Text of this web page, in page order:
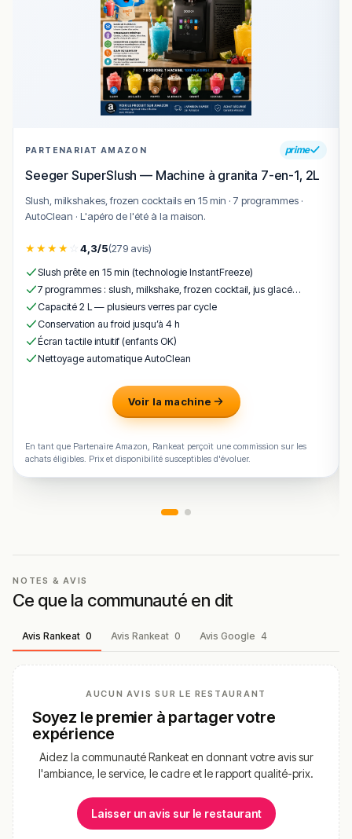
PARTENARIAT AMAZON prime
Seeger SuperSlush — Machine à granita 7-en-1, 2L
Slush, milkshakes, frozen cocktails en 15 min · 7 programmes ·
AutoClean · L'apéro de l'été à la maison.
★★★★ 4,3/5(279 avis)
Slush prête en 15 min (technologie InstantFreeze)
7 programmes : slush, milkshake, frozen cocktail, jus glacé…
Capacité 2 L — plusieurs verres par cycle
Conservation au froid jusqu’à 4 h
Écran tactile intuitif (enfants OK)
Nettoyage automatique AutoClean
Voir la machine
En tant que Partenaire Amazon, Rankeat perçoit une commission sur les
achats éligibles. Prix et disponibilité susceptibles d'évoluer.
NOTES & AVIS
Ce que la communauté en dit
Avis Rankeat 0 Avis Rankeat 0 Avis Google 4
AUCUN AVIS SUR LE RESTAURANT
Soyez le premier à partager votre
expérience
Aidez la communauté Rankeat en donnant votre avis sur
l'ambiance, le service, le cadre et le rapport qualité-prix.
Laisser un avis sur le restaurant